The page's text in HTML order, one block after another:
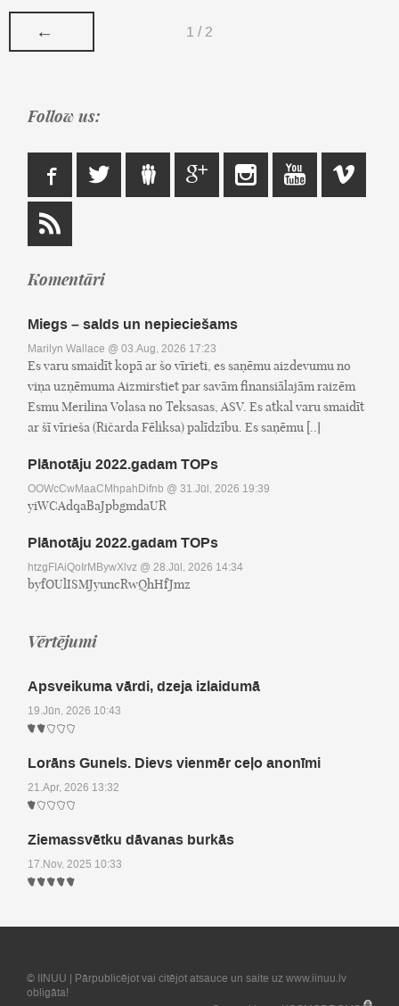
← 1 / 2
Follow us:
Komentāri
Miegs – salds un nepieciešams
Marilyn Wallace @ 03.Aug, 2026 17:23
Es varu smaidīt kopā ar šo vīrieti, es saņēmu aizdevumu no
viņa uzņēmuma Aizmirstiet par savām finansiālajām raizēm
Esmu Merilina Volasa no Teksasas, ASV. Es atkal varu smaidīt
ar šī vīrieša (Ričarda Fēliksa) palīdzību. Es saņēmu [..]
Plānotāju 2022.gadam TOPs
OOWcCwMaaCMhpahDifnb @ 31.Jūl, 2026 19:39
yiWCAdqaBaJpbgmdaUR
Plānotāju 2022.gadam TOPs
htzgFIAiQoIrMBywXlvz @ 28.Jūl, 2026 14:34
byfOUlISMJyuncRwQhHfJmz
Vērtējumi
Apsveikuma vārdi, dzeja izlaidumā
19.Jūn, 2026 10:43
Lorāns Gunels. Dievs vienmēr ceļo anonīmi
21.Apr, 2026 13:32
Ziemassvētku dāvanas burkās
17.Nov, 2025 10:33
© IINUU | Pārpublicējot vai citējot atsauce un saite uz www.iinuu.lv
obligāta!